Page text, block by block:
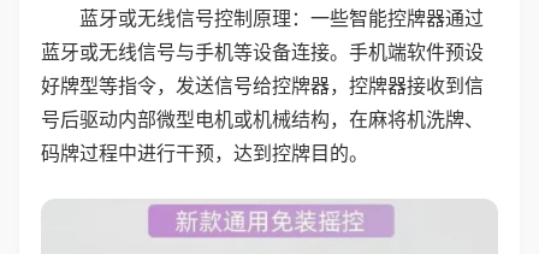
蓝牙或无线信号控制原理：一些智能控牌器通过
蓝牙或无线信号与手机等设备连接。手机端软件预设
好牌型等指令，发送信号给控牌器，控牌器接收到信
号后驱动内部微型电机或机械结构，在麻将机洗牌、
码牌过程中进行干预，达到控牌目的。